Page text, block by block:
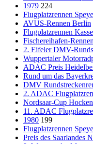
1979 224
Flugplatzrennen
AVUS-Rennen Berlin
Flugplatzrennen
Fischereihafen-
2. Eifeler DMV-
Wuppertaler
ADAC Preis
Rund um das
DMV
2. ADAC
Nordsaar-Cup
11. ADAC
1980 199
Flugplatzrennen
Preis des Saarlandes